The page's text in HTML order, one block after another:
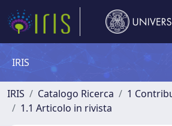
IRIS
IRIS Catalogo Ricerca
1
1.1 Articolo in rivista